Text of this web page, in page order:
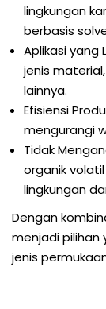
lingkungan
berbasis
Aplikasi yang
jenis
lainnya.
Efisiensi
mengurangi
Tidak
organik
lingkungan
Dengan
menjadi pilihan
jenis